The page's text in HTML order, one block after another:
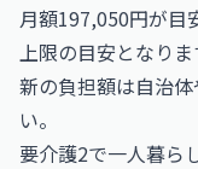
月額197,050円が目
上限の目安となり
新の負担額は自治
い。
要介護2で一人暮ら